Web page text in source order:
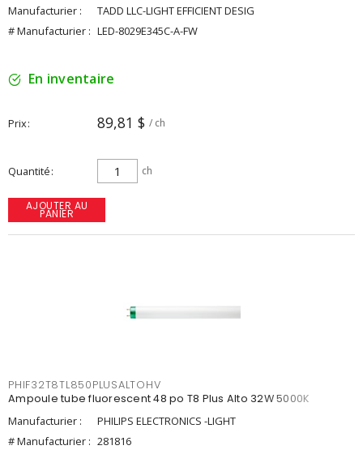
Manufacturier :
TADD LLC-LIGHT EFFICIENT DESIG
# Manufacturier : LED-8029E345C-A-FW
En inventaire
Prix 89,81 $ / ch
Quantité ch
AJOUTER AU
PANIER
PHIF32T8TL850PLUSALTOHV
Ampoule tube fluorescent 48 po T8 Plus Alto 32W 5000K
Manufacturier :
PHILIPS ELECTRONICS -LIGHT
# Manufacturier : 281816